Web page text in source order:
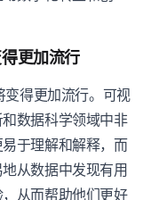
更加流行
得更加流行。可视
数据科学领域中非
于理解和解释，而
从数据中发现有用
从而帮助他们更好